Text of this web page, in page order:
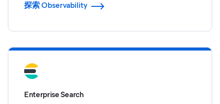
探索 Observability
Enterprise Search